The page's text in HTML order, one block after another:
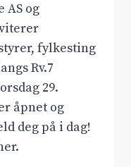
AS og
fylkesting
Rv.7
29.
åpnet og
deg på i dag!